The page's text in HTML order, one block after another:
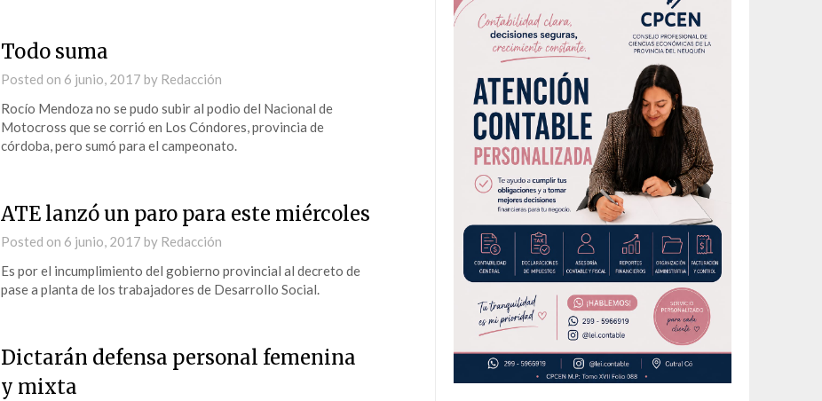
Todo suma
Posted on 6 junio, 2017 by Redacción
Rocío Mendoza no se pudo subir al podio del Nacional de
Motocross que se corrió en Los Cóndores, provincia de
córdoba, pero sumó para el campeonato.
ATE lanzó un paro para este miércoles
Posted on 6 junio, 2017 by Redacción
Es por el incumplimiento del gobierno provincial al decreto de
pase a planta de los trabajadores de Desarrollo Social.
Dictarán defensa personal femenina
y mixta